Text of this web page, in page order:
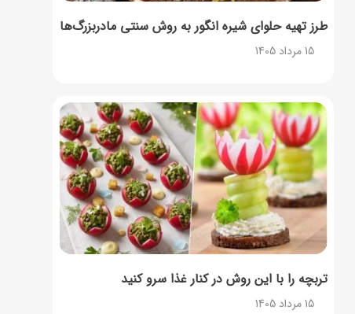
طرز تهیه حلوای شیره انگور به روش سنتی مادربزرگ‌ها
15 مرداد 1405
تربچه را با این روش در کنار غذا سرو کنید
15 مرداد 1405